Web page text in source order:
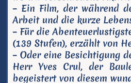
– Ein Film, der während
Arbeit und die kurze
– Für die
(139 Stufen), erzählt von
– Oder eine Besichtigung
Herr Yves Crul, der
begeistert von diesem